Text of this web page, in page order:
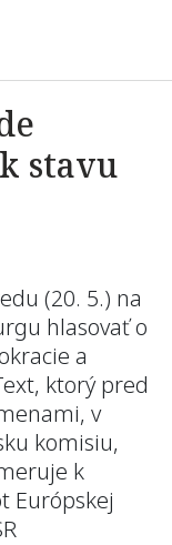
stavu
(20. 5.) na
hlasovať o
a
ktorý pred
v
komisiu,
k
Európskej